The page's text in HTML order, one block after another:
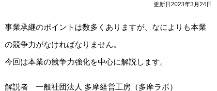
更新日2023年3月24日
事業承継のポイントは数多くありますが、なによりも本業
の競争力がなければなりません。
今回は本業の競争力強化を中心に解説します。
解説者 一般社団法人 多摩経営工房（多摩ラボ）